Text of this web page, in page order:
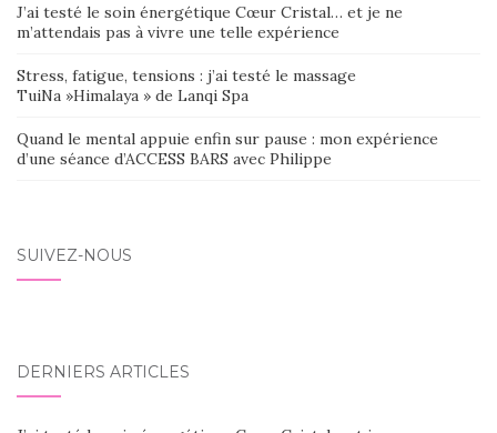
J’ai testé le soin énergétique Cœur Cristal… et je ne
m’attendais pas à vivre une telle expérience
Stress, fatigue, tensions : j’ai testé le massage
TuiNa »Himalaya » de Lanqi Spa
Quand le mental appuie enfin sur pause : mon expérience
d’une séance d’ACCESS BARS avec Philippe
SUIVEZ-NOUS
DERNIERS ARTICLES